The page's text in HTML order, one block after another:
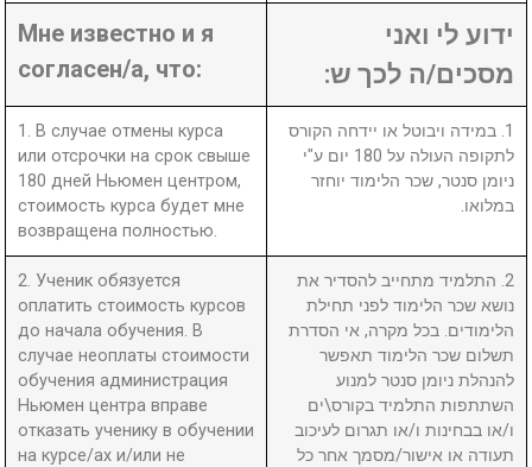
Мне известно и я
согласен/а, что:
ידוע לי ואני
מסכים/ה לכך ש:
1. В случае отмены курса
или отсрочки на срок свыше
180 дней Ньюмен центром,
стоимость курса будет мне
возвращена полностью.
1. במידה ויבוטל או יידחה הקורס
לתקופה העולה על 180 יום ע"י
ניומן סנטר, שכר הלימוד יוחזר
במלואו.
2. Ученик обязуется
оплатить стоимость курсов
до начала обучения. В
случае неоплаты стоимости
обучения администрация
Ньюмен центра вправе
отказать ученику в обучении
на курсе/ах и/или не
2. התלמיד מתחייב להסדיר את
נושא שכר הלימוד לפני תחילת
הלימודים. בכל מקרה, אי הסדרת
תשלום שכר הלימוד תאפשר
להנהלת ניומן סנטר למנוע
השתתפות התלמיד בקורס\ים
ו/או בבחינות ו/או תגרום לעיכוב
תעודה או אישור/מסמך אחר כל